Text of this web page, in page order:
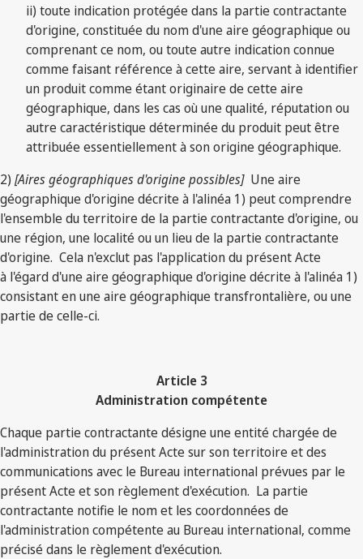
ii) toute indication protégée dans la partie contractante
d'origine, constituée du nom d'une aire géographique ou
comprenant ce nom, ou toute autre indication connue
comme faisant référence à cette aire, servant à identifier
un produit comme étant originaire de cette aire
géographique, dans les cas où une qualité, réputation ou
autre caractéristique déterminée du produit peut être
attribuée essentiellement à son origine géographique.
2) [Aires géographiques d'origine possibles]Une aire
géographique d'origine décrite à l'alinéa 1) peut comprendre
l'ensemble du territoire de la partie contractante d'origine, ou
une région, une localité ou un lieu de la partie contractante
d'origine. Cela n'exclut pas l'application du présent Acte
à l'égard d'une aire géographique d'origine décrite à l'alinéa 1)
consistant en une aire géographique transfrontalière, ou une
partie de celle-ci.
Article 3
Administration compétente
Chaque partie contractante désigne une entité chargée de
l'administration du présent Acte sur son territoire et des
communications avec le Bureau international prévues par le
présent Acte et son règlement d'exécution. La partie
contractante notifie le nom et les coordonnées de
l'administration compétente au Bureau international, comme
précisé dans le règlement d'exécution.